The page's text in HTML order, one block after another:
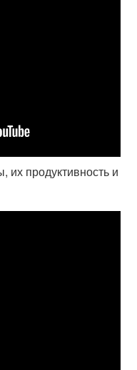
их продуктивность и